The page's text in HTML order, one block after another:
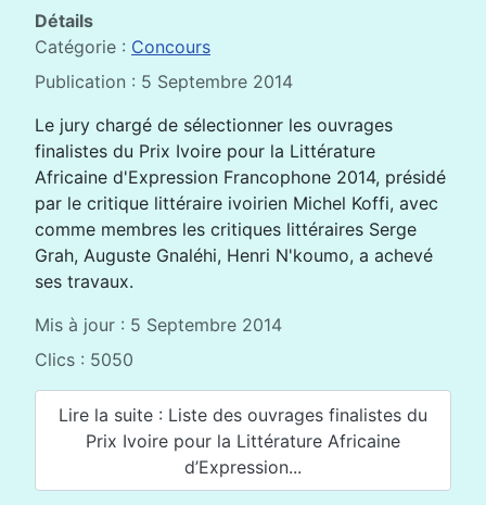
Détails
Catégorie : Concours
Publication : 5 Septembre 2014
Le jury chargé de sélectionner les ouvrages
finalistes du Prix Ivoire pour la Littérature
Africaine d'Expression Francophone 2014, présidé
par le critique littéraire ivoirien Michel Koffi, avec
comme membres les critiques littéraires Serge
Grah, Auguste Gnaléhi, Henri N'koumo, a achevé
ses travaux.
Mis à jour : 5 Septembre 2014
Clics : 5050
Lire la suite : Liste des ouvrages finalistes du
Prix Ivoire pour la Littérature Africaine
d’Expression...